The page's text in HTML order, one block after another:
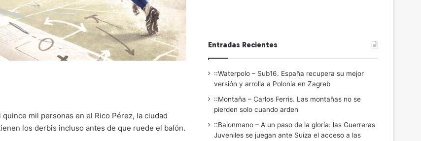
mil personas en el Rico Pérez, la ciudad
los derbis incluso antes de que ruede el balón.
Entradas Recientes
::Waterpolo – Sub16. España recupera su mejor
versión y arrolla a Polonia en Zagreb
::Montaña – Carlos Ferris. Las montañas no se
pierden solo cuando arden
::Balonmano – A un paso de la gloria: las Guerreras
Juveniles se juegan ante Suiza el acceso a las